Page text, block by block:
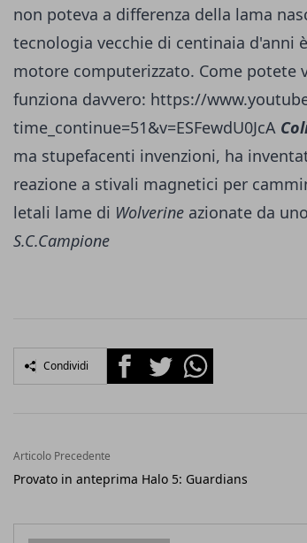
non poteva a differenza della lama
tecnologia vecchie di centinaia d'anni
motore computerizzato. Come
funziona davvero: https://
time_continue=51&v=ESFewdU0JcA
ma stupefacenti invenzioni, ha
reazione a stivali magnetici per
letali lame di Wolverine azionate da
S.C.Campione
Condividi FacebookTwitterWhatsapp
Articolo Precedente
Provato in anteprima Halo 5: Guardians